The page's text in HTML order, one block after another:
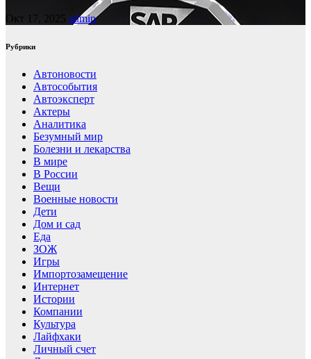
Окт 17, 2025 admin
Рубрики
Автоновости
Автособытия
Автоэксперт
Актеры
Аналитика
Безумный мир
Болезни и лекарства
В мире
В России
Вещи
Военные новости
Дети
Дом и сад
Еда
ЗОЖ
Игры
Импортозамещение
Интернет
Истории
Компании
Культура
Лайфхаки
Личный счет